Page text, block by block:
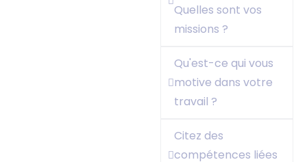
Quelles sont vos
missions ?
Qu'est-ce qui vous
motive dans votre
travail ?
Citez des
compétences liées